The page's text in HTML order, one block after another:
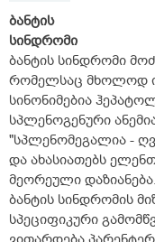
ბანტის
სინდრომი
ბანტის სინდრომი
რომელსაც მხოლოდ
სინონიმებია
სპლენოგენური
"სპლენომეგალია -
და ახასიათებს
მეორეული დაზიანება.
ბანტის სინდრომის
სპეციფიკური